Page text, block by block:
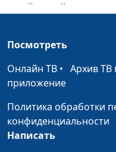
всей душой
верить в лучшее
Без любви все - ничто
Как стать
христианином?
Посмотреть
Онлайн ТВ • Архив ТВ
приложение
Политика обработки
конфиденциальности
Написать